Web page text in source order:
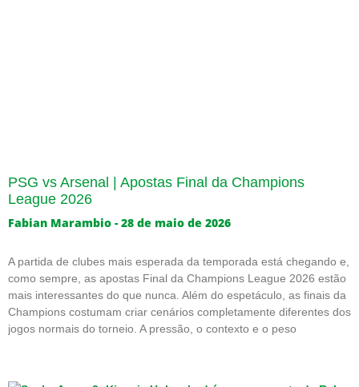
PSG vs Arsenal | Apostas Final da Champions
League 2026
Fabian Marambio 28 de maio de 2026
A partida de clubes mais esperada da temporada está chegando e,
como sempre, as apostas Final da Champions League 2026 estão
mais interessantes do que nunca. Além do espetáculo, as finais da
Champions costumam criar cenários completamente diferentes dos
jogos normais do torneio. A pressão, o contexto e o peso